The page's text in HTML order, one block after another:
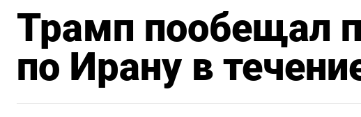
Трамп пообещал
по Ирану в